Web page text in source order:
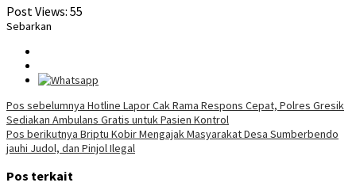
Post Views: 55
Sebarkan
Navigasi
pos
Pos sebelumnya Hotline Lapor Cak Rama Respons Cepat, Polres Gresik
Sediakan Ambulans Gratis untuk Pasien Kontrol
Pos berikutnya Briptu Kobir Mengajak Masyarakat Desa Sumberbendo
jauhi Judol, dan Pinjol Ilegal
Pos terkait